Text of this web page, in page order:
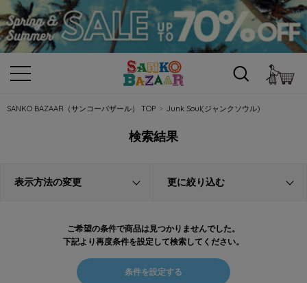
SANKO BAZAAR（サンコーバザール） TOP Junk Soul(ジャンクソウル)
検索結果
表示方法の変更 更に絞り込む
ご希望の条件で商品は見つかりませんでした。
下記より再度条件を設定して検索してください。
条件を設定する